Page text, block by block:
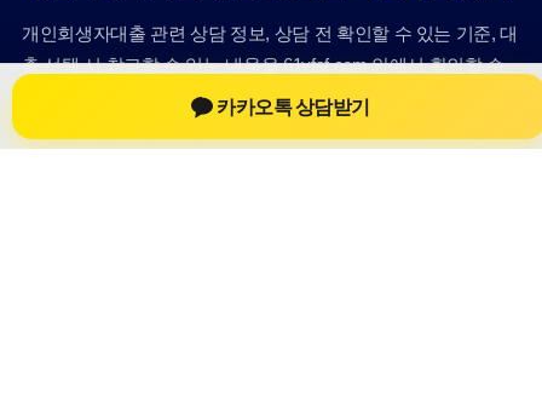
개인회생자대출 관련 상담 정보, 상담 전 확인할 수 있는 기준, 대
출 선택 시 참고할 수 있는 내용을 61yfsf.com 안에서 확인할 수
있도록 구성했습니다. 본 사이트의 내용은 일반 정보 제공을 위
카카오톡 상담받기